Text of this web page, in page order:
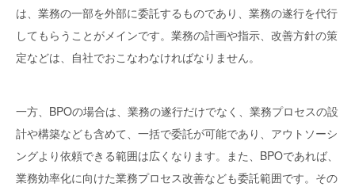
は、業務の一部を外部に委託するものであり、業務の遂行を代行
してもらうことがメインです。業務の計画や指示、改善方針の策
定などは、自社でおこなわなければなりません。
一方、BPOの場合は、業務の遂行だけでなく、業務プロセスの設
計や構築なども含めて、一括で委託が可能であり、アウトソーシ
ングより依頼できる範囲は広くなります。また、BPOであれば、
業務効率化に向けた業務プロセス改善なども委託範囲です。その